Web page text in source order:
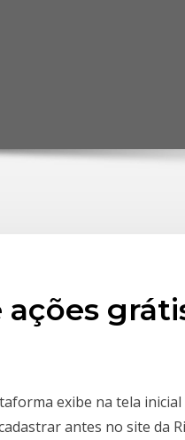
ações
exibe na tela
antes no site da